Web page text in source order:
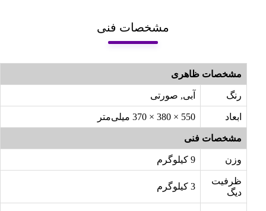
مشخصات فنی
مشخصات ظاهری
رنگ آبی, صورتی
ابعاد 550 × 380 × 370 میلی‌متر
مشخصات فنی
وزن
ظرفیت
دیگ